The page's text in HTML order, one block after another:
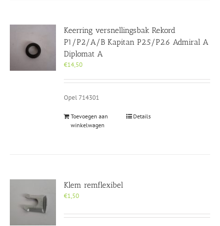
Keerring versnellingsbak Rekord
P1/P2/A/B Kapitan P2.5/P2.6 Admiral A
Diplomat A
€14,50
Opel 714301
Toevoegen aan
winkelwagen
Details
Klem remflexibel
€1,50